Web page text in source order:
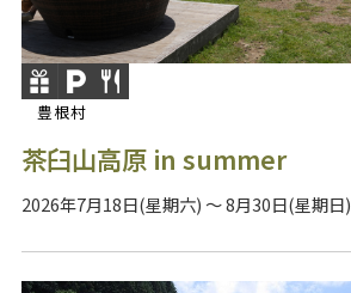
豊根村
茶臼山高原 in summer
2026年7月18日(星期六) ～ 8月30日(星期日)